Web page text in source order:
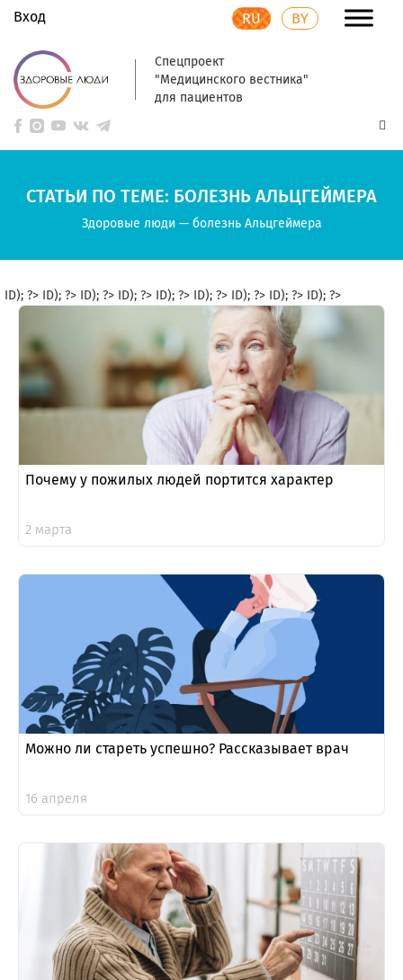
Вход RU BY
Спецпроект
"Медицинского вестника"
для пациентов
СТАТЬИ ПО ТЕМЕ: БОЛЕЗНЬ АЛЬЦГЕЙМЕРА
Здоровые люди — болезнь Альцгеймера
ID); ?>
Почему у пожилых людей портится характер
2 марта
ID); ?>
Можно ли стареть успешно? Рассказывает врач
16 апреля
ID); ?> ID); ?> ID); ?> ID); ?> ID); ?> ID); ?> ID); ?>